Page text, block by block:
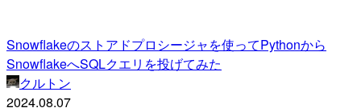
Snowflakeのストアドプロシージャを使ってPythonから
SnowflakeへSQLクエリを投げてみた
クルトン
2024.08.07